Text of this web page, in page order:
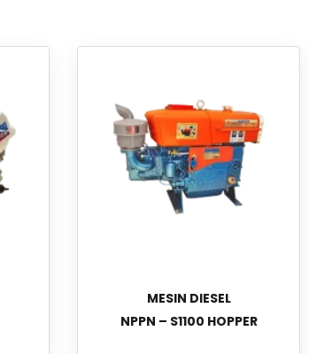
MESIN DIESEL
NPPN – S1100 HOPPER